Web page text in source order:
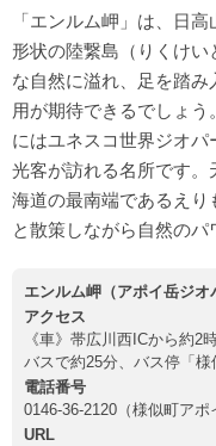
「エンルム岬」は、日
形状の陸繋島（りくけ
な自然に溢れ、足を踏
用が期待できるでしょ
にはユネスコ世界ジオ
光客が訪れる名所です
海道の最南端であるえり
と散策しながら自然のパ
エンルム岬（アポイ岳ジオ
アクセス
《車》帯広川西ICから約2
バスで約25分、バス停「
電話番号
0146-36-2120（様似町アポ
URL